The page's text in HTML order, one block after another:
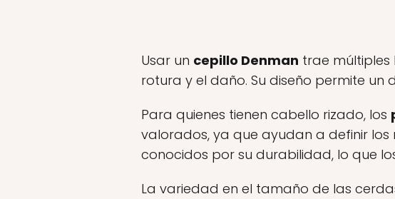
Usar un cepillo Denman trae múltiples
rotura y el daño. Su diseño permite
Para quienes tienen cabello rizado, los
valorados, ya que ayudan a definir los
conocidos por su durabilidad, lo que
La variedad en el tamaño de las